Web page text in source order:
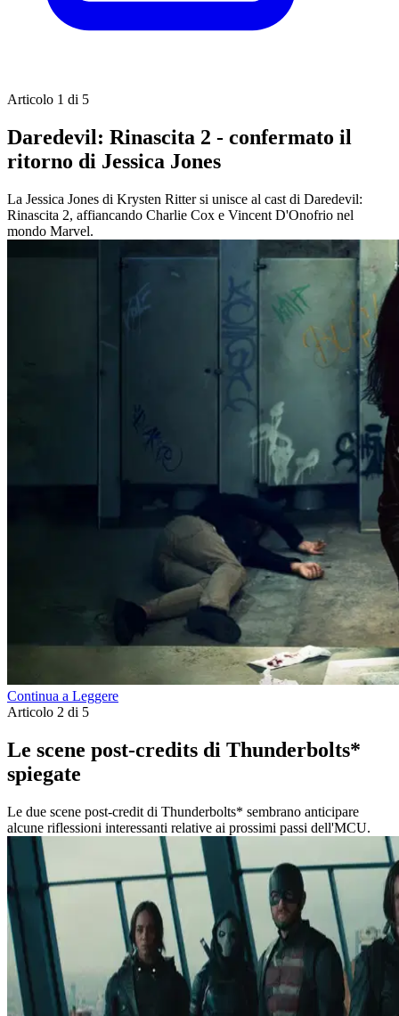
Articolo 1 di 5
Daredevil: Rinascita 2 - confermato il
ritorno di Jessica Jones
La Jessica Jones di Krysten Ritter si unisce al cast di Daredevil:
Rinascita 2, affiancando Charlie Cox e Vincent D'Onofrio nel
mondo Marvel.
Continua a Leggere
Articolo 2 di 5
Le scene post-credits di Thunderbolts*
spiegate
Le due scene post-credit di Thunderbolts* sembrano anticipare
alcune riflessioni interessanti relative ai prossimi passi dell'MCU.